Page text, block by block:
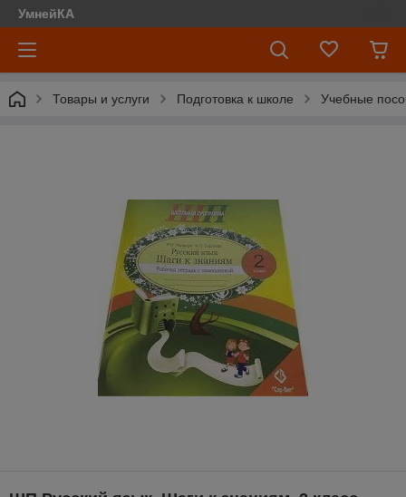
УмнейКА
Товары и услуги Подготовка к школе Учебные